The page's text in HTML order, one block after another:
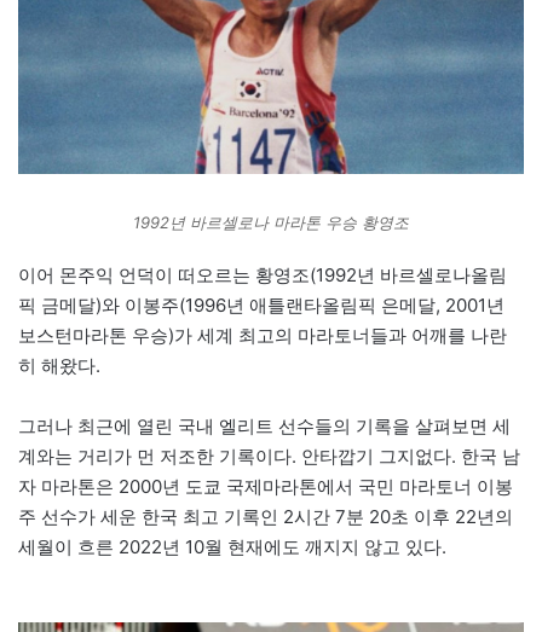
1992년 바르셀로나 마라톤 우승 황영조
이어 몬주익 언덕이 떠오르는 황영조(1992년 바르셀로나올림
픽 금메달)와 이봉주(1996년 애틀랜타올림픽 은메달, 2001년
보스턴마라톤 우승)가 세계 최고의 마라토너들과 어깨를 나란
히 해왔다.
그러나 최근에 열린 국내 엘리트 선수들의 기록을 살펴보면 세
계와는 거리가 먼 저조한 기록이다. 안타깝기 그지없다. 한국 남
자 마라톤은 2000년 도쿄 국제마라톤에서 국민 마라토너 이봉
주 선수가 세운 한국 최고 기록인 2시간 7분 20초 이후 22년의
세월이 흐른 2022년 10월 현재에도 깨지지 않고 있다.